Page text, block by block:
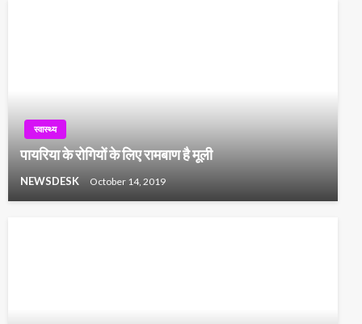
स्वास्थ्य
पायरिया के रोगियों के लिए रामबाण है मूली
NEWSDESK October 14, 2019